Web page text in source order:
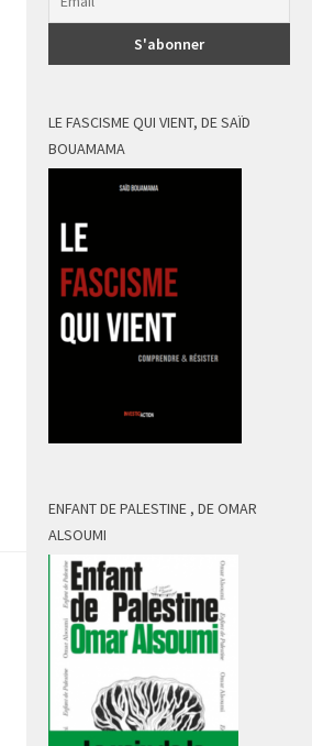
LE FASCISME QUI VIENT, DE SAÏD
BOUAMAMA
ENFANT DE PALESTINE , DE OMAR
ALSOUMI